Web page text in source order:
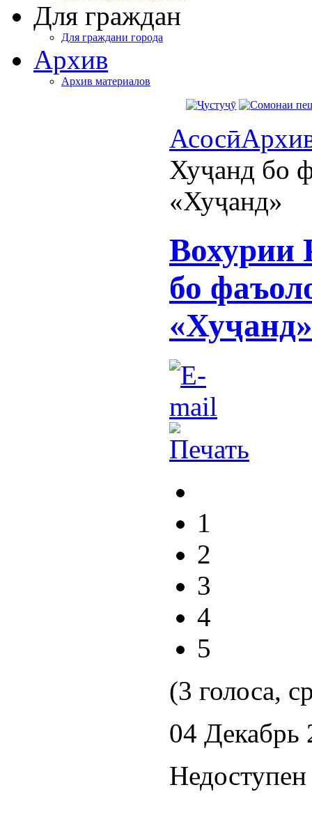
Для граждан
Для граждани города
Архив
Архив материалов
Асосӣ
Хуҷанд бо
«Хуҷанд»
Вохурии
бо
«Хуҷанд»
1
2
3
4
5
(3 голоса,
04 Декабрь